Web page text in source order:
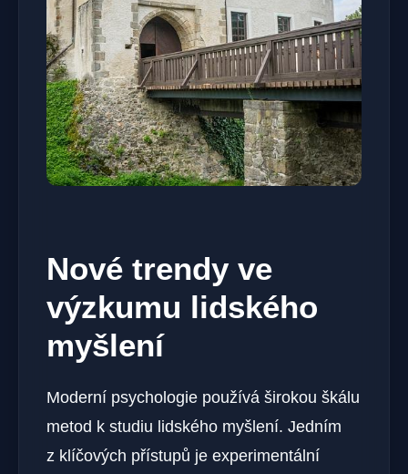
Nové trendy ve
výzkumu lidského
myšlení
Moderní psychologie používá širokou škálu
metod k studiu lidského myšlení. Jedním
z klíčových přístupů je experimentální